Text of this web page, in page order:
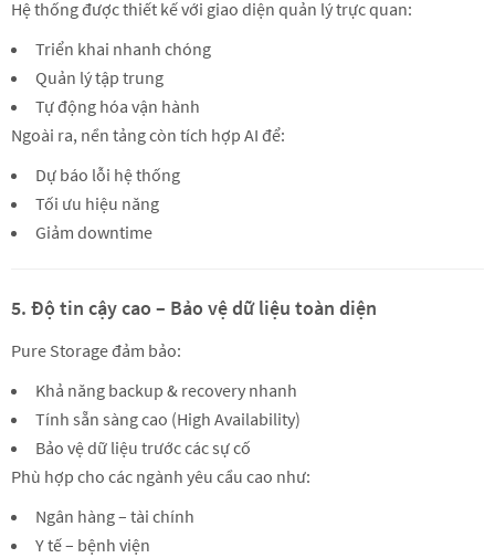
Hệ thống được thiết kế với giao diện quản lý trực quan:
Triển khai nhanh chóng
Quản lý tập trung
Tự động hóa vận hành
Ngoài ra, nền tảng còn tích hợp AI để:
Dự báo lỗi hệ thống
Tối ưu hiệu năng
Giảm downtime
5. Độ tin cậy cao – Bảo vệ dữ liệu toàn diện
Pure Storage đảm bảo:
Khả năng backup & recovery nhanh
Tính sẵn sàng cao (High Availability)
Bảo vệ dữ liệu trước các sự cố
Phù hợp cho các ngành yêu cầu cao như:
Ngân hàng – tài chính
Y tế – bệnh viện